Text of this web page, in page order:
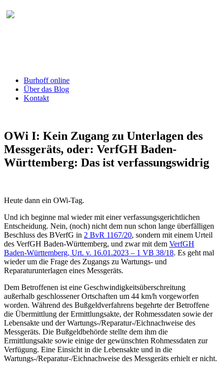
Burhoff online
Über das Blog
Kontakt
OWi I: Kein Zugang zu Unterlagen des
Messgeräts, oder: VerfGH Baden-
Württemberg: Das ist verfassungswidrig
Heute dann ein OWi-Tag.
Und ich beginne mal wieder mit einer verfassungsgerichtlichen
Entscheidung. Nein, (noch) nicht dem nun schon lange überfälligen
Beschluss des BVerfG in 2 BvR 1167/20, sondern mit einem Urteil
des VerfGH Baden-Württemberg, und zwar mit dem VerfGH
Baden-Württemberg, Urt. v. 16.01.2023 – 1 VB 38/18. Es geht mal
wieder um die Frage des Zugangs zu Wartungs- und
Reparaturunterlagen eines Messgeräts.
Dem Betroffenen ist eine Geschwindigkeitsüberschreitung
außerhalb geschlossener Ortschaften um 44 km/h vorgeworfen
worden. Während des Bußgeldverfahrens begehrte der Betroffene
die Übermittlung der Ermittlungsakte, der Rohmessdaten sowie der
Lebensakte und der Wartungs-/Reparatur-/Eichnachweise des
Messgeräts. Die Bußgeldbehörde stellte dem ihm die
Ermittlungsakte sowie einige der gewünschten Rohmessdaten zur
Verfügung. Eine Einsicht in die Lebensakte und in die
Wartungs-/Reparatur-/Eichnachweise des Messgeräts erhielt er nicht.